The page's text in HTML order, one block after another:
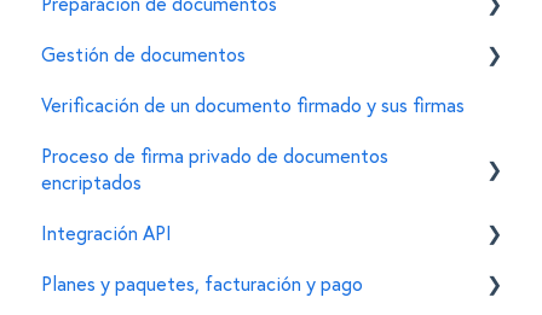
Invitar firmantes
Personalizar características de un documento
Gestión de documentos
General
Para administradores de documentos
Verificación de un documento firmado y sus firmas
Proceso de firma privado de documentos
encriptados
Creación de documentos encriptados
Firma de documentos encriptados
Integración API
General
Planes y paquetes, facturación y pago